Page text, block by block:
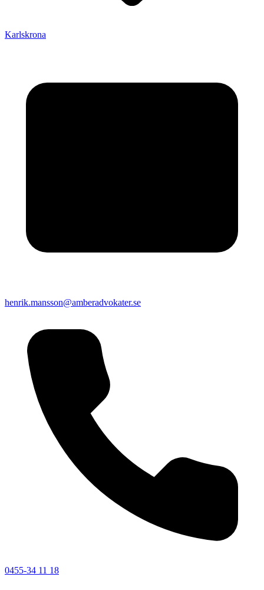
Karlskrona
henrik.mansson@amberadvokater.se
0455-34 11 18